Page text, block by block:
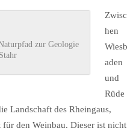
zur Geologie
Zwisc
hen
Wiesb
aden
und
Rüde
Landschaft des Rheingaus,
den Weinbau. Dieser ist nicht